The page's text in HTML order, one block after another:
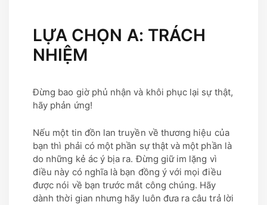
LỰA CHỌN A: TRÁCH
NHIỆM
Đừng bao giờ phủ nhận và khôi phục lại sự thật,
hãy phản ứng!
Nếu một tin đồn lan truyền về thương hiệu của
bạn thì phải có một phần sự thật và một phần là
do những kẻ ác ý bịa ra. Đừng giữ im lặng vì
điều này có nghĩa là bạn đồng ý với mọi điều
được nói về bạn trước mắt công chúng. Hãy
dành thời gian nhưng hãy luôn đưa ra câu trả lời